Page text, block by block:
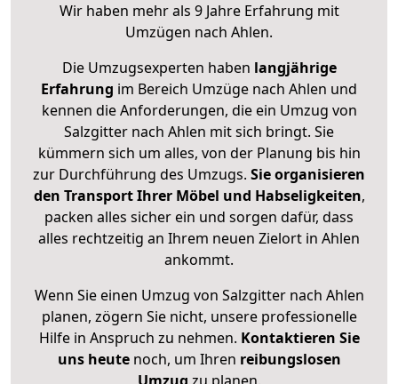
Wir haben mehr als 9 Jahre Erfahrung mit
Umzügen nach Ahlen.
Die Umzugsexperten haben langjährige
Erfahrung im Bereich Umzüge nach Ahlen und
kennen die Anforderungen, die ein Umzug von
Salzgitter nach Ahlen mit sich bringt. Sie
kümmern sich um alles, von der Planung bis hin
zur Durchführung des Umzugs. Sie organisieren
den Transport Ihrer Möbel und Habseligkeiten,
packen alles sicher ein und sorgen dafür, dass
alles rechtzeitig an Ihrem neuen Zielort in Ahlen
ankommt.
Wenn Sie einen Umzug von Salzgitter nach Ahlen
planen, zögern Sie nicht, unsere professionelle
Hilfe in Anspruch zu nehmen. Kontaktieren Sie
uns heutenoch, um Ihren reibungslosen